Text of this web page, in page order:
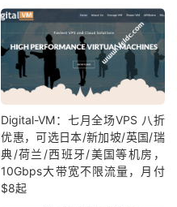
Digital-VM：七月全场VPS 八折
优惠，可选日本/新加坡/英国/瑞
典/荷兰/西班牙/美国等机房，
10Gbps大带宽不限流量，月付
$8起